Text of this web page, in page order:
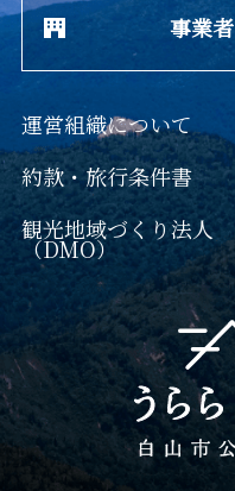
事業
運営組織について
約款・旅行条件書
観光地域づくり法人
（DMO）